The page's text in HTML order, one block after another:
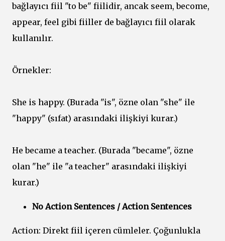
bağlayıcı fiil "to be" fiilidir, ancak seem, become,
appear, feel gibi fiiller de bağlayıcı fiil olarak
kullanılır.
Örnekler:
She is happy. (Burada "is", özne olan "she" ile
"happy" (sıfat) arasındaki ilişkiyi kurar.)
He became a teacher. (Burada "became", özne
olan "he" ile "a teacher" arasındaki ilişkiyi
kurar.)
No Action Sentences / Action Sentences
Action: Direkt fiil içeren cümleler. Çoğunlukla